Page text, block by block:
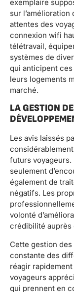
exemplaire
sur
attentes des
connexion wifi
télétravail,
systèmes de
qui anticipent
leurs logements
marché.
LA GESTION
Les avis laissés
futurs voyageurs.
seulement
également de
négatifs. Les
volonté
crédibilité
Cette gestion
constante des
réagir
voyageurs
qui prennent en